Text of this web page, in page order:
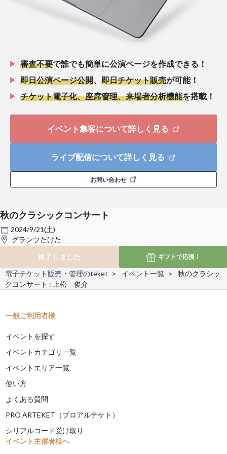
審査不要で誰でも簡単に公演ページを作成できる！
即日公演ページ公開
即日チケット販売が可能！
チケット電子化、座席管理、来場者分析機能を搭載！
イベント集客について詳しく見る
ライブ配信について詳しく見る
お問い合わせ
秋のクラシックコンサート
2024/9/21(土)
グランツたけた
終了しました
ギフトで応援！
電子チケット販売・管理のteket イベント一覧
秋のクラシッ
クコンサート : 上松 俊介
一般ご利用者様
イベントを探す
イベントカテゴリ一覧
イベントエリア一覧
使い方
よくある質問
PRO ARTEKET（プロアルテケト）
シリアルコード受け取り
イベント主催者様へ